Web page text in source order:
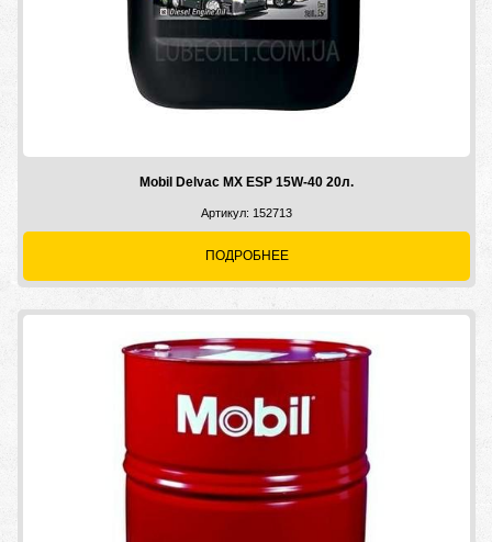
Mobil Delvac MX ESP 15W-40 20л.
Артикул: 152713
ПОДРОБНЕЕ